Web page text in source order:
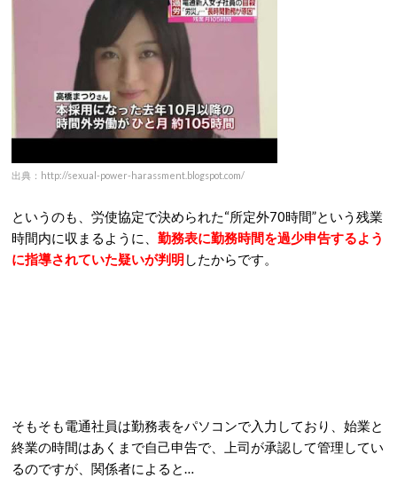
出典：http://sexual-power-harassment.blogspot.com/
というのも、労使協定で決められた“所定外70時間”という残業
時間内に収まるように、 勤務表に勤務時間を過少申告するよう
に指導されていた疑いが判明 したからです。
そもそも電通社員は勤務表をパソコンで入力しており、始業と
終業の時間はあくまで自己申告で、上司が承認して管理してい
るのですが、関係者によると…